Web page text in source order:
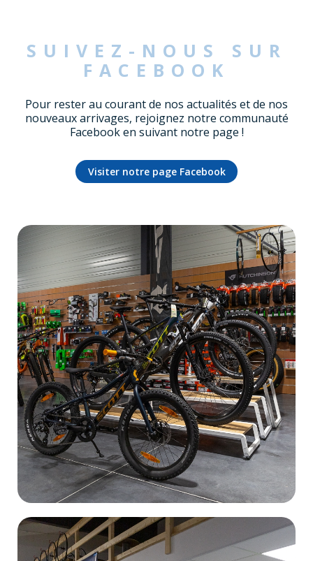
SUIVEZ-NOUS SUR
FACEBOOK
Pour rester au courant de nos actualités et de nos
nouveaux arrivages, rejoignez notre communauté
Facebook en suivant notre page !
Visiter notre page Facebook